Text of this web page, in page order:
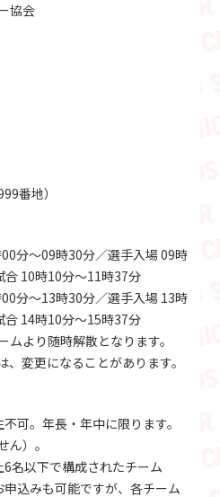
協会
番地）
00分～09時30分／選手入場 09時
10時10分～11時37分
00分～13時30分／選手入場 13時
14時10分～15時37分
より随時解散となります。
変更になることがあります。
可。年長・年中に限ります。
）。
名以下で構成されたチーム
込みも可能ですが、各チーム